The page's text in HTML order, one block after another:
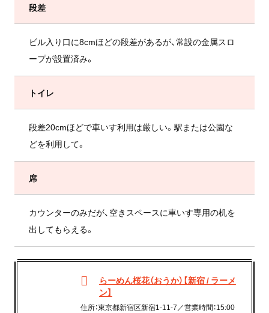
段差
ビル入り口に8cmほどの段差があるが、常設の金属スロ
ープが設置済み。
トイレ
段差20cmほどで車いす利用は厳しい。駅または公園な
どを利用して。
席
カウンターのみだが、空きスペースに車いす専用の机を
出してもらえる。
らーめん桜花（おうか）【新宿 / ラーメ
ン】
住所：東京都新宿区新宿1-11-7／営業時間：15:00